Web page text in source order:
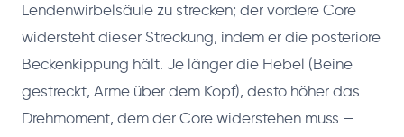
Lendenwirbelsäule zu strecken; der vordere Core
widersteht dieser Streckung, indem er die posteriore
Beckenkippung hält. Je länger die Hebel (Beine
gestreckt, Arme über dem Kopf), desto höher das
Drehmoment, dem der Core widerstehen muss —